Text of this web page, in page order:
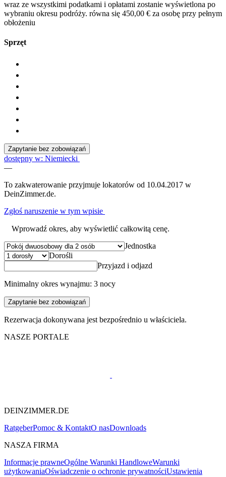
wraz ze wszystkimi podatkami i opłatami zostanie wyświetlona po
wybraniu okresu podróży. równa się 450,00 € za osobę przy pełnym
obłożeniu
Sprzęt
Zapytanie bez zobowiązań
dostępny w: Niemiecki
—
To zakwaterowanie przyjmuje lokatorów od 10.04.2017 w
DeinZimmer.de.
Zgłoś naruszenie w tym wpisie
Wprowadź okres, aby wyświetlić całkowitą cenę.
Jednostka
Dorośli
Przyjazd i odjazd
Minimalny okres wynajmu: 3 nocy
Zapytanie bez zobowiązań
Rezerwacja dokonywana jest bezpośrednio u właściciela.
NASZE PORTALE
DEINZIMMER.DE
RatgeberPomoc & KontaktO nasDownloads
NASZA FIRMA
Informacje prawneOgólne Warunki HandloweWarunki
użytkowaniaOświadczenie o ochronie prywatnościUstawienia